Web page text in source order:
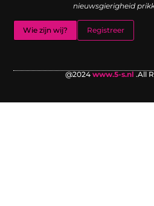
nieuwsgierigheid
Wie zijn wij? Registreer
@2024www.5-s.nl .All